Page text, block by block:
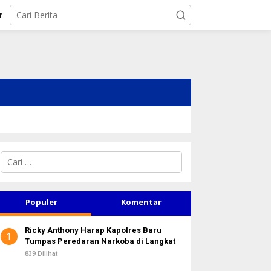
C
i
n
u
k
Populer Komentar
1
Ricky Anthony Harap Kapolres Baru
Tumpas Peredaran Narkoba di Langkat
839 Dilihat